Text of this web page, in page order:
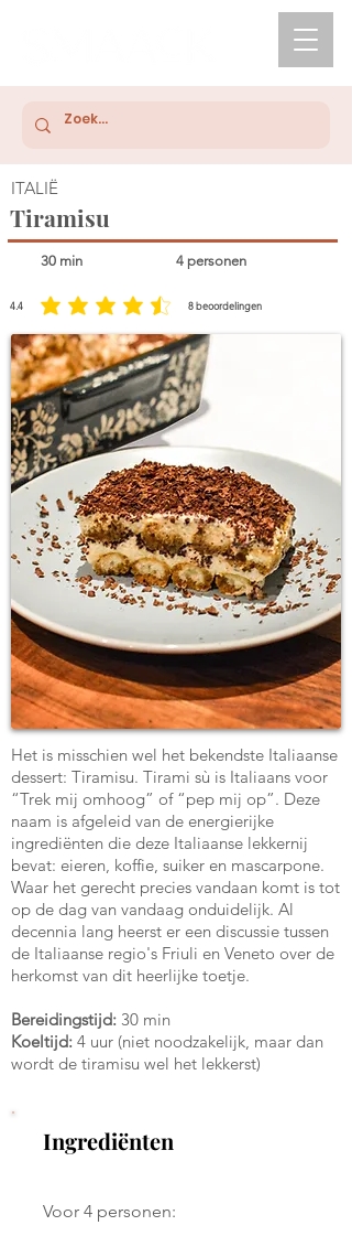
Ingrediënten
Voor 4 personen:
ITALIË
Tiramisu
30 min 4 personen
4.4 8beoordelingen
gemiddelde waardering 4.4 uit 5, gebaseerd op 8 stemmen, beoordelingen
Het is misschien wel het bekendste Italiaanse
dessert: Tiramisu. Tirami sù is Italiaans voor
“Trek mij omhoog” of “pep mij op”. Deze
naam is afgeleid van de energierijke
ingrediënten die deze Italiaanse lekkernij
bevat: eieren, koffie, suiker en mascarpone.
Waar het gerecht precies vandaan komt is tot
op de dag van vandaag onduidelijk. Al
decennia lang heerst er een discussie tussen
de Italiaanse regio's Friuli en Veneto over de
herkomst van dit heerlijke toetje.
Bereidingstijd: 30 min
Koeltijd: 4 uur (niet noodzakelijk, maar dan
wordt de tiramisu wel het lekkerst)